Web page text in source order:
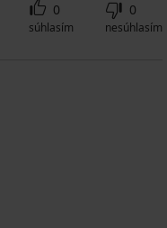
0
súhlasím
0
nesúhlasím